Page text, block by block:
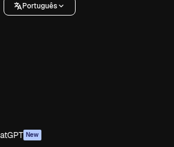
Português
New